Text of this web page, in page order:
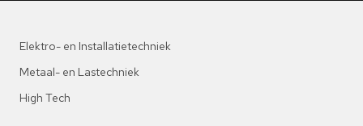
Elektro- en Installatietechniek
Metaal- en Lastechniek
High Tech